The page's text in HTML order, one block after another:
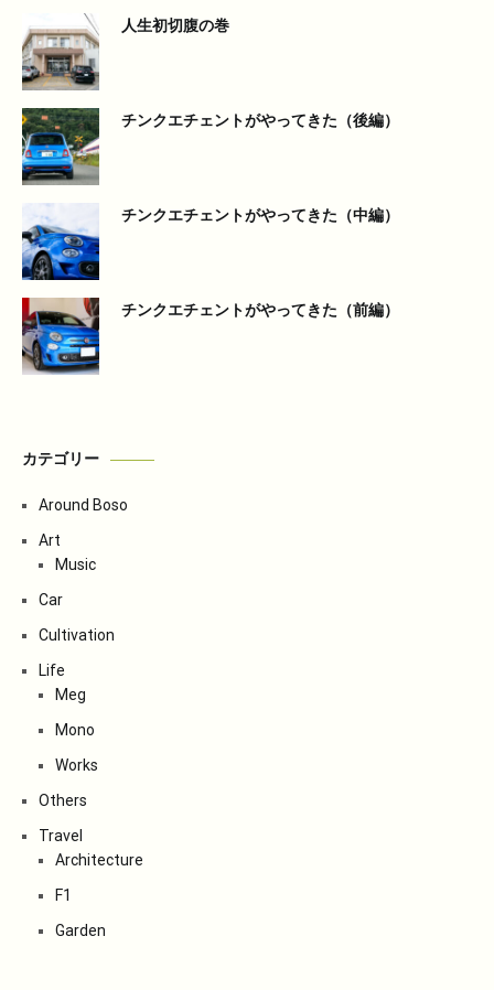
人生初切腹の巻
チンクエチェントがやってきた（後編）
チンクエチェントがやってきた（中編）
チンクエチェントがやってきた（前編）
カテゴリー
Around Boso
Art
Music
Car
Cultivation
Life
Meg
Mono
Works
Others
Travel
Architecture
F1
Garden